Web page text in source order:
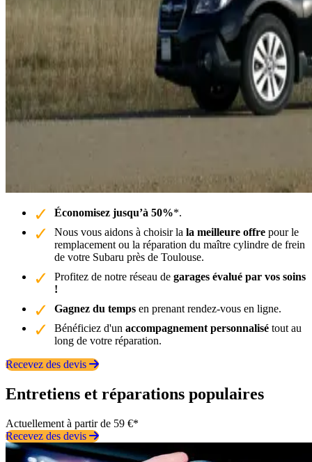
Économisez jusqu’à 50%*.
Nous vous aidons à choisir la la meilleure offre pour le
remplacement ou la réparation du maître cylindre de frein
de votre Subaru près de Toulouse.
Profitez de notre réseau de garages évalué par vos soins
!
Gagnez du temps en prenant rendez-vous en ligne.
Bénéficiez d'un accompagnement personnalisé tout au
long de votre réparation.
Recevez des devis
Entretiens et réparations populaires
Actuellement à partir de 59 €*
Recevez des devis